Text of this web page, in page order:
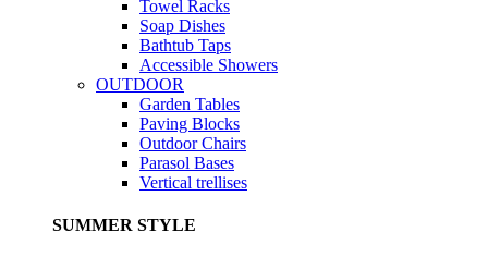
Towel Racks
Soap Dishes
Bathtub Taps
Accessible Showers
OUTDOOR
Garden Tables
Paving Blocks
Outdoor Chairs
Parasol Bases
Vertical trellises
SUMMER STYLE